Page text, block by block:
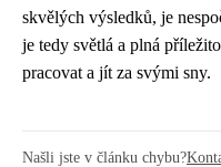
skvělých výsledků, je
je tedy světlá a plná
pracovat a jít za svými sny.
Našli jste v článku chybu?